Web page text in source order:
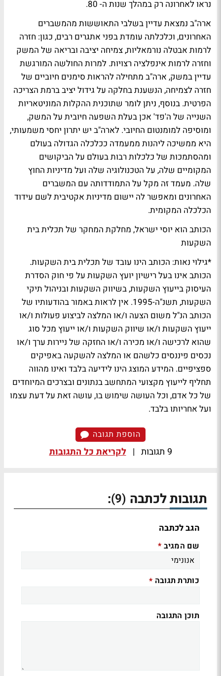
נראו לאחרונה רק במהלך שנות ה- 80.
ארה"ב נמצאת עדיין בשלבי התאוששות מהמשברים
האחרונים, וכלכלתה עומדת בפני אתגרים רבים, כגון: חזרה
לרמות אבטלה נורמאליות, צמיחה יציבה ובריאה של המשק
וחזרה לרמות אינפלציה רצויות. למרות החולשה המורגשת
עדיין במשק, ארה"ב מתחילה להראות סימנים חיוביים של
חזרה לצמיחה, הנשענת בחלקה על גידול יציב ברמת הצריכה
הפרטית. בנוסף, ניתן לומר שתוכנית ההקלות המוניטאריות
השנייה של ה'פד' אכן בעלת השפעה חיובית על המשק,
ומוסיפה למומנטום החיובי. לארה"ב יש יתרון יחסי משמעותי,
היא ממשיכה ליהנות ממעמדה ככלכלה הגדולה בעולם
ומהסתמכות של כלכלות רבות בעולם על הביקושים
המקומיים שלה, על הטכנולוגיה שלה ועל מדיניות החוץ
שלה. מעמד זה מקל על התמודדותה עם המשברים
האחרונים ומאפשר לה יישום מדיניות אקטיבית לשם עידוד
הכלכלה המקומית.
הכותב הוא יוסי ישראל, מחלקת המחקר של תכלית בית
השקעות
*גילוי נאות: הכותב הינו עובד של תכלית בית השקעות.
הכותב אינו בעל רישיון יועץ השקעות על פי חוק הסדרת
העיסוק בייעוץ השקעות, בשיווק השקעות ובניהול תיקי
השקעות, תשנ"ה-1995. אין לראות באמור בהודעותיו של
הכותב הנ"ל משום הצעה ו/או המלצה לביצוע פעולות ו/או
ייעוץ השקעות ו/או שיווק השקעות ו/או ייעוץ מכל סוג
שהוא לרכישה ו/או מכירה ו/או החזקה של ניירות ערך ו/או
נכסים פיננסים כלשהם או המלצה להשקעה באפיקים
ספציפיים. המידע המוצג הינו לידיעה בלבד ואינו מהווה
תחליף לייעוץ מקצועי המתחשב בנתונים ובצרכים המיוחדים
של כל אדם, וכל העושה שימוש בו, עושה זאת על דעת עצמו
ועל אחריותו בלבד.
הוספת תגובה
9 תגובות | לקריאת כל התגובות
תגובות לכתבה (9)
:
הגב לכתבה
שם המגיב *
כותרת תגובה *
תוכן התגובה